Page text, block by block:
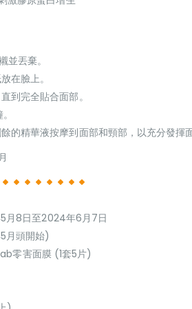
並丟棄。
在臉上。
到完全貼合面部。
的精華液按摩到面部和頸部，以充分發揮
月8日至2024年6月7日
月頭開始)
零害面膜 (1套5片)